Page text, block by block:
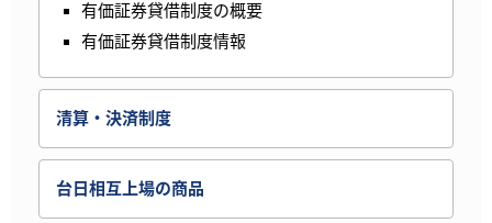
有価証券貸借制度の概要
有価証券貸借制度情報
清算・決済制度
台日相互上場の商品